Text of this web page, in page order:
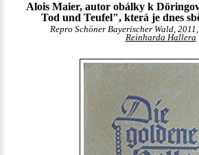
Alois Maier, autor obálky k
Tod und Teufel", která je dnes
Repro Schöner Bayerischer Wald,
Reinharda Hallera